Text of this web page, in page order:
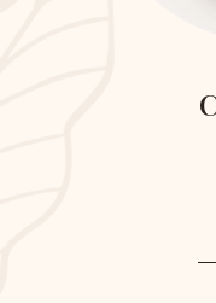
Cappucino